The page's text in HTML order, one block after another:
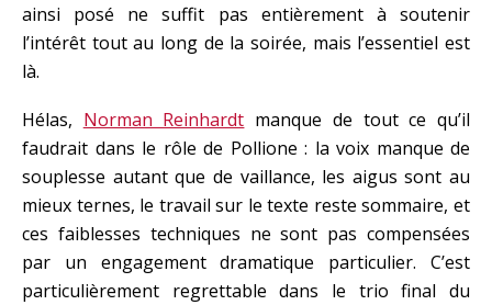
ainsi posé ne suffit pas entièrement à soutenir
l’intérêt tout au long de la soirée, mais l’essentiel est
là.
Hélas, Norman Reinhardt manque de tout ce qu’il
faudrait dans le rôle de Pollione : la voix manque de
souplesse autant que de vaillance, les aigus sont au
mieux ternes, le travail sur le texte reste sommaire, et
ces faiblesses techniques ne sont pas compensées
par un engagement dramatique particulier. C’est
particulièrement regrettable dans le trio final du